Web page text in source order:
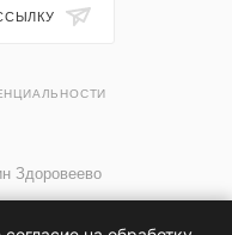
Здоровеево